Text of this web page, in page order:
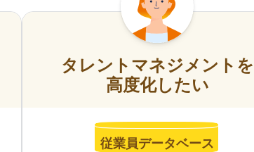
タレントマネジメントを
高度化したい
従業員データベース